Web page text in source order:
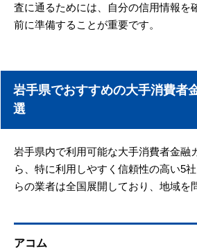
査に通るためには、自分の信用情報を
前に準備することが重要です。
岩手県でおすすめの大手消費者
選
岩手県内で利用可能な大手消費者金融
ら、特に利用しやすく信頼性の高い5
らの業者は全国展開しており、地域を
アコム